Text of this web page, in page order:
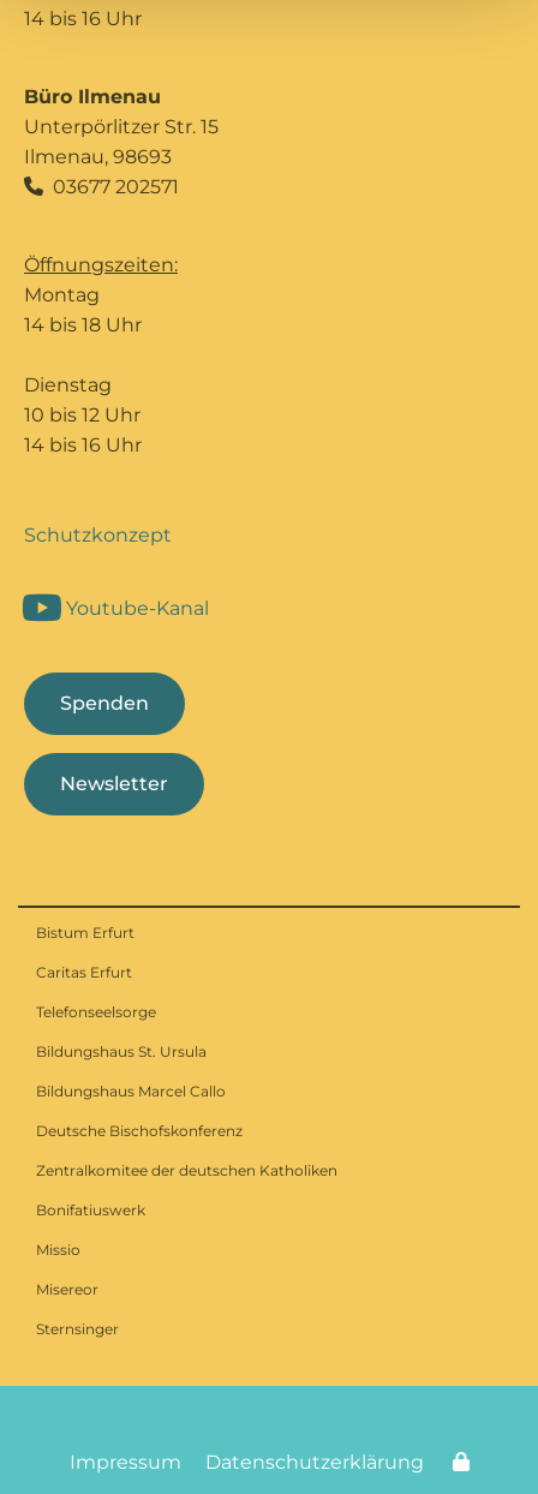
14 bis 16 Uhr
Büro Ilmenau
Unterpörlitzer Str. 15
Ilmenau, 98693
 03677 202571
Öffnungszeiten:
Montag
14 bis 18 Uhr
Dienstag
10 bis 12 Uhr
14 bis 16 Uhr
Schutzkonzept
Youtube-Kanal
Spenden
Newsletter
Bistum Erfurt
Caritas Erfurt
Telefonseelsorge
Bildungshaus St. Ursula
Bildungshaus Marcel Callo
Deutsche Bischofskonferenz
Zentralkomitee der deutschen Katholiken
Bonifatiuswerk
Missio
Misereor
Sternsinger
Impressum Datenschutzerklärung